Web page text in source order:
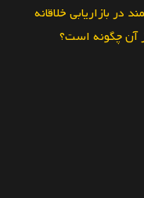
در بازاریابی خلاقانه
آن چگونه است؟